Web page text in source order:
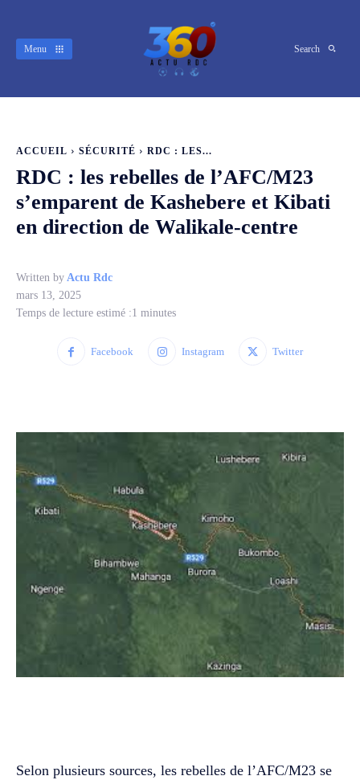
Menu Search
ACCUEIL SÉCURITÉ RDC : LES...
RDC : les rebelles de l’AFC/M23
s’emparent de Kashebere et Kibati
en direction de Walikale-centre
Written by Actu Rdc
mars 13, 2025
Temps de lecture estimé :1 minutes
Facebook Instagram Twitter
Selon plusieurs sources, les rebelles de l’AFC/M23 se